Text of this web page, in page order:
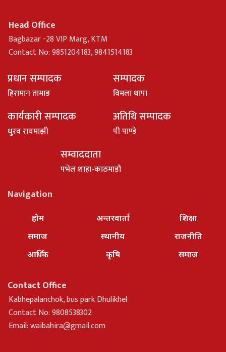
Head Office
Bagbazar -28 VIP Marg, KTM
Contact No: 9851204183, 9841514183
प्रधान सम्पादक
हिरामान तामाङ
सम्पादक
विमला थापा
कार्यकारी सम्पादक
धु्रव रायमाझी
अतिथि सम्पादक
पी पाण्डे
सम्वाददाता
पभेल शाहा-काठमाडौ
Navigation
होम
समाज
आर्थिक
अन्तरवार्ता
स्थानीय
कृषि
शिक्षा
राजनीति
समाज
Contact Office
Kabhepalanchok, bus park Dhulikhel
Contact No: 9808538302
Email:waibahira@gmail.com